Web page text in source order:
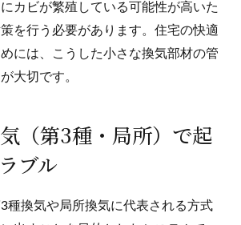
カビが繁殖している可能性が高いた
を行う必要があります。住宅の快適
には、こうした小さな換気部材の管
大切です。
（第3種・局所）で起
ブル
種換気や局所換気に代表される方式